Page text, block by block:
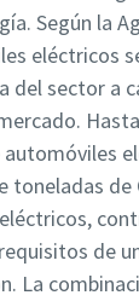
Según la
eléctricos
del sector a
toneladas
de
La